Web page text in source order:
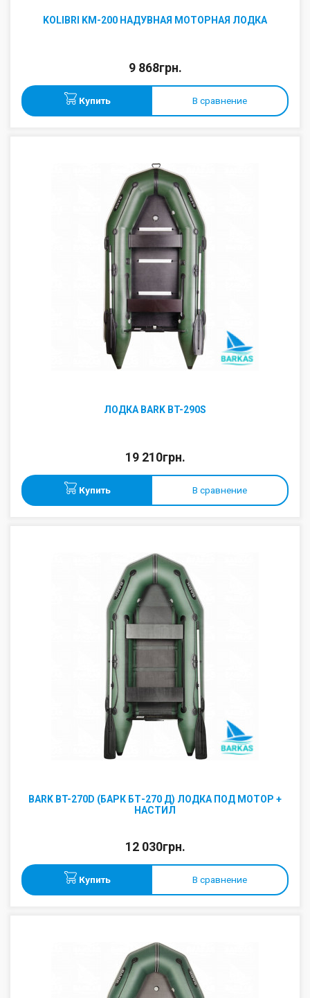
KOLIBRI KM-200 НАДУВНАЯ МОТОРНАЯ ЛОДКА
9 868грн.
Купить В сравнение
ЛОДКА BARK BT-290S
19 210грн.
Купить В сравнение
BARK BT-270D (БАРК БТ-270 Д) ЛОДКА ПОД МОТОР +
НАСТИЛ
12 030грн.
Купить В сравнение